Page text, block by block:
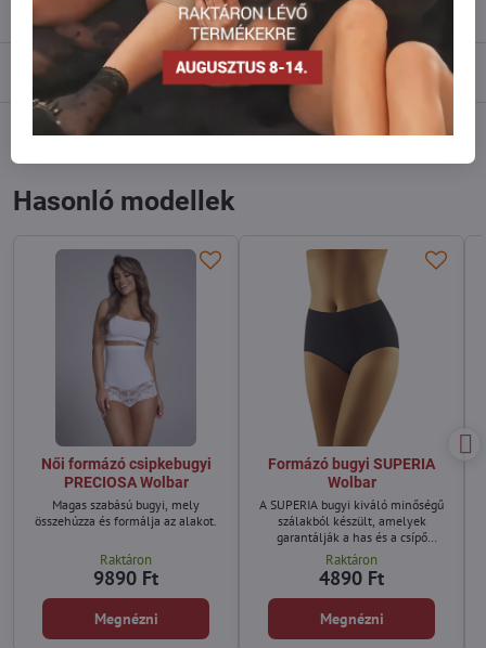
Vélemények
Fórum
mail
Hasonló modellek
Női formázó csipkebugyi
PRECIOSA Wolbar
Magas szabású bugyi, mely
összehúzza és formálja az alakot.
Raktáron
9890 Ft
Megnézni
Formázó bugyi SUPERIA
Wolbar
A SUPERIA bugyi kiváló minőségű
szálakból készült, amelyek
garantálják a has és a csípő
tökéletes karcsúsítását.
Raktáron
4890 Ft
Megnézni